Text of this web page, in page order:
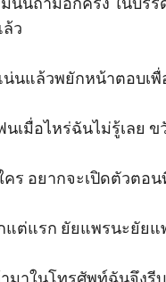
ว
น่นแล้วพยักหน้าตอบเ
นเมื่อไหร่ฉันไม่รู้เลย
คร อยากจะเปิดตัวต
แต่แรก ยัยแพรนะยัย
ามาในโทรศัพท์ฉันจึงรี